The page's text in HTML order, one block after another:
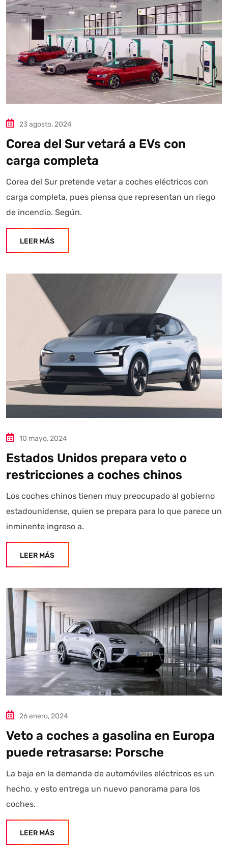
23 agosto, 2024
Corea del Sur vetará a EVs con
carga completa
Corea del Sur pretende vetar a coches eléctricos con
carga completa, pues piensa que representan un riego
de incendio. Según.
LEER MÁS
10 mayo, 2024
Estados Unidos prepara veto o
restricciones a coches chinos
Los coches chinos tienen muy preocupado al gobierno
estadounidense, quien se prepara para lo que parece un
inminente ingreso a.
LEER MÁS
26 enero, 2024
Veto a coches a gasolina en Europa
puede retrasarse: Porsche
La baja en la demanda de automóviles eléctricos es un
hecho, y esto entrega un nuevo panorama para los
coches.
LEER MÁS
Estoy aquí para encontrar lo que necesitas. ¿Qué estás
buscando? "Este asistente con IA (OpenAI) ofrece
información referencial que puede contener errores.
Asistente con IA en desarrollo. Autoanalítica optimiza